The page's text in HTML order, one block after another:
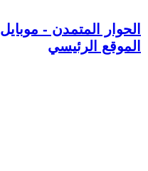
الحوار المتمدن - موبايل
الموقع الرئيسي